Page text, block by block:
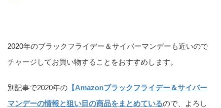
2020年のブラックフライデー＆サイバーマンデーも近いので
チャージしてお買い物することをおすすめします。
別記事で2020年の 【Amazonブラックフライデー＆サイバー
マンデーの情報と狙い目の商品をまとめているので、よろし